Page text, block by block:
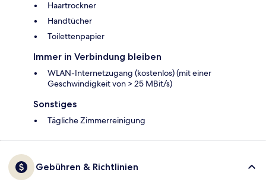
Haartrockner
Handtücher
Toilettenpapier
Immer in Verbindung bleiben
WLAN-Internetzugang (kostenlos) (mit einer
Geschwindigkeit von > 25 MBit/s)
Sonstiges
Tägliche Zimmerreinigung
Gebühren & Richtlinien